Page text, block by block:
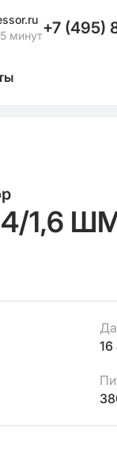
минут+7 (495)
1,6
16